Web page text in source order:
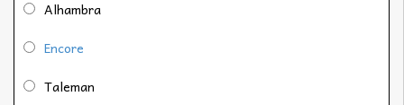
Alhambra
Encore
Taleman